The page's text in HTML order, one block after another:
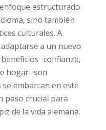
estructurado
sino también
culturales. A
a un nuevo
-confianza,
hogar- son
embarcan en este
paso crucial para
de la vida alemana.